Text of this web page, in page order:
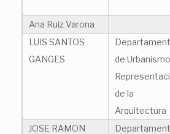
Ana Ruiz Varona
LUIS SANTOS
GANGES
de
de la
Arquitectura
JOSE RAMON